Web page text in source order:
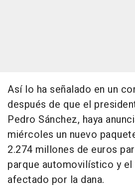
Así lo ha señalado en un
después de que el
Pedro Sánchez, haya
miércoles un nuevo
2.274 millones de euros
parque automovilístico y
afectado por la dana.